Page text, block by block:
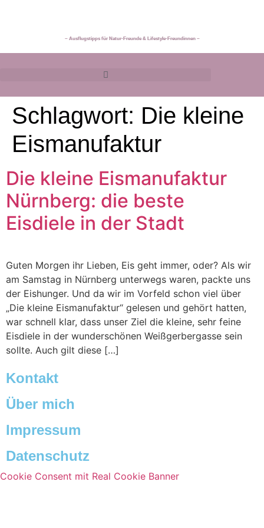
~ Ausflugstipps für Natur-Freunde & Lifestyle-Freundinnen ~
Schlagwort: Die kleine
Eismanufaktur
Die kleine Eismanufaktur
Nürnberg: die beste
Eisdiele in der Stadt
Guten Morgen ihr Lieben, Eis geht immer, oder? Als wir
am Samstag in Nürnberg unterwegs waren, packte uns
der Eishunger. Und da wir im Vorfeld schon viel über
„Die kleine Eismanufaktur“ gelesen und gehört hatten,
war schnell klar, dass unser Ziel die kleine, sehr feine
Eisdiele in der wunderschönen Weißgerbergasse sein
sollte. Auch gilt diese […]
Kontakt
Über mich
Impressum
Datenschutz
Cookie Consent mit Real Cookie Banner